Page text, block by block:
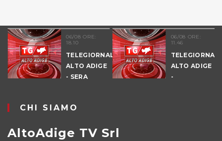
06/08 ORE:
18.10
TELEGIORNALE
ALTO ADIGE
- SERA
06/08 ORE:
11.46
ALTO ADIGE
-
CHI SIAMO
AltoAdige TV Srl